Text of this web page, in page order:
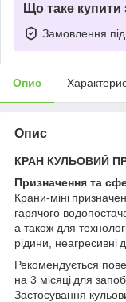
Що таке
Замовлення
Опис
Опис
КРАН КУЛЬОВИЙ
Призначення та
Крани-міні
гарячого
а також для
рідини, неагресивні
Рекомендується
на 3 місяці для
Застосування